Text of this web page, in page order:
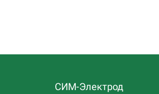
СИМ-Электрод